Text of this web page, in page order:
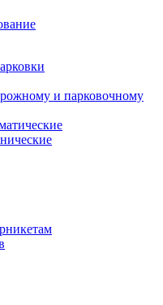
и парковочному